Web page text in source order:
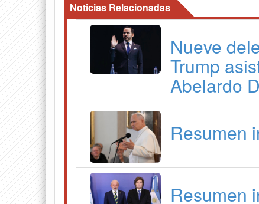
Noticias Relacionadas
Nueve
Trump
Abelardo
Resumen
Resumen